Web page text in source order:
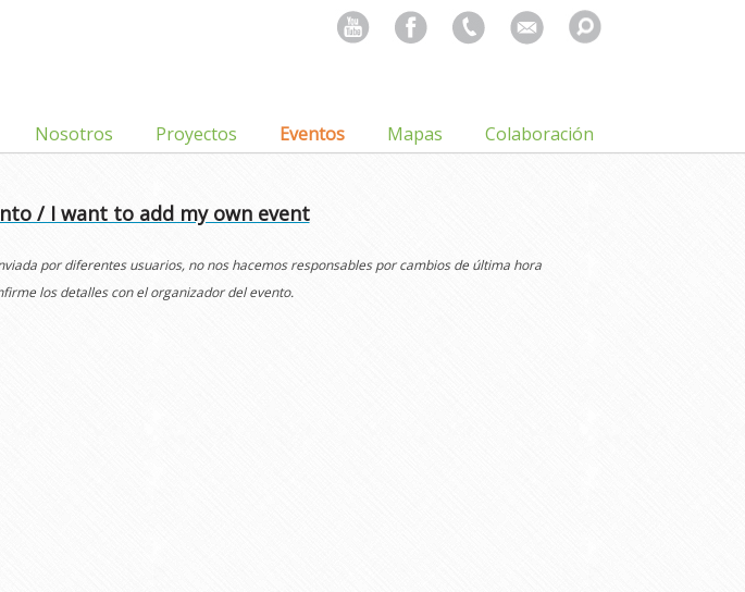
Search
for:
Nosotros Proyectos Eventos Mapas Colaboración
/ I want to add my own event
por diferentes usuarios, no nos hacemos responsables por cambios de última hora
los detalles con el organizador del evento.